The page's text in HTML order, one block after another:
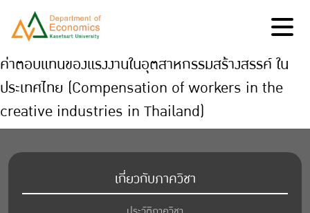
ค่าตอบแทนของแรงงานในอุตสาหกรรมสร้างสรรค์ ใน
ประเทศไทย (Compensation of workers in the
creative industries in Thailand)
เกี่ยวกับภาควิชา